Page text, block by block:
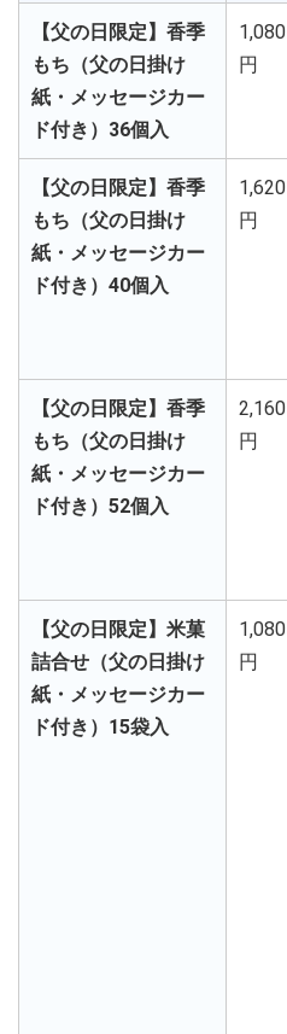
【父の日限定】香季
もち（父の日掛け
紙・メッセージカー
ド付き）36個入
1,080
円
【父の日限定】香季
もち（父の日掛け
紙・メッセージカー
ド付き）40個入
1,620
円
【父の日限定】香季
もち（父の日掛け
紙・メッセージカー
ド付き）52個入
2,160
円
【父の日限定】米菓
詰合せ（父の日掛け
紙・メッセージカー
ド付き）15袋入
1,080
円